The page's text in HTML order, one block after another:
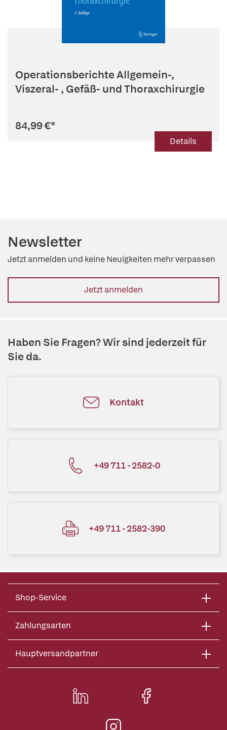
Operationsberichte Allgemein-,
Viszeral- , Gefäß- und Thoraxchirurgie
84,99 €*
Details
Newsletter
Jetzt anmelden und keine Neuigkeiten mehr verpassen
Jetzt anmelden
Haben Sie Fragen? Wir sind jederzeit für
Sie da.
Kontakt
+49 711 - 2582-0
+49 711 - 2582-390
Shop-Service
Zahlungsarten
Hauptversandpartner